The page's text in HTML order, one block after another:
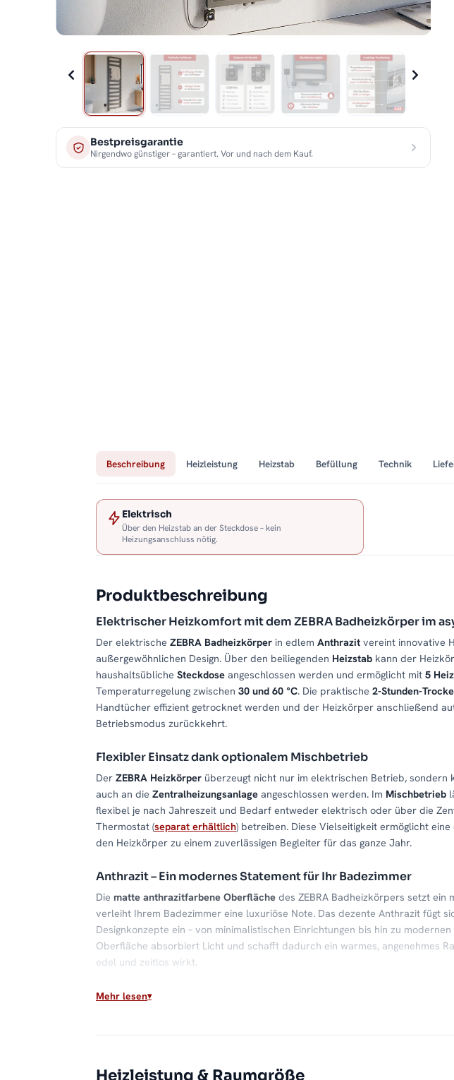
Bestpreisgarantie
Nirgendwo günstiger – garantiert. Vor und nach dem Kauf.
Beschreibung Heizleistung Heizstab Befüllung Technik
Elektrisch
Über den Heizstab an der Steckdose – kein
Heizungsanschluss nötig.
Produktbeschreibung
Elektrischer Heizkomfort mit dem ZEBRA Badheizkörper im
Der elektrische ZEBRA Badheizkörper in edlem Anthrazit vereint innovative
außergewöhnlichen Design. Über den beiliegenden Heizstab kann der
haushaltsübliche Steckdose angeschlossen werden und ermöglicht mit 5
Temperaturregelung zwischen 30 und 60 °C. Die praktische 2-Stunden-
Handtücher effizient getrocknet werden und der Heizkörper anschließend
Betriebsmodus zurückkehrt.
Flexibler Einsatz dank optionalem Mischbetrieb
Der ZEBRA Heizkörper überzeugt nicht nur im elektrischen Betrieb, sondern
auch an die Zentralheizungsanlage angeschlossen werden. Im Mischbetrieb
flexibel je nach Jahreszeit und Bedarf entweder elektrisch oder über die
Thermostat (separat erhältlich) betreiben. Diese Vielseitigkeit ermöglicht
den Heizkörper zu einem zuverlässigen Begleiter für das ganze Jahr.
Anthrazit – Ein modernes Statement für Ihr Badezimmer
Die matte anthrazitfarbene Oberfläche des ZEBRA Badheizkörpers setzt ein
verleiht Ihrem Badezimmer eine luxuriöse Note. Das dezente Anthrazit fügt
Designkonzepte ein – von minimalistischen Einrichtungen bis hin zu
Oberfläche absorbiert Licht und schafft dadurch ein warmes, angenehmes
edel und zeitlos wirkt.
Robuste Stahlkonstruktion für maximale Langlebigkeit
Zusätzlich schützt die langlebige Pulverbeschichtung die Oberfläche vor
Mehr lesen
Heizleistung & Raumgröße